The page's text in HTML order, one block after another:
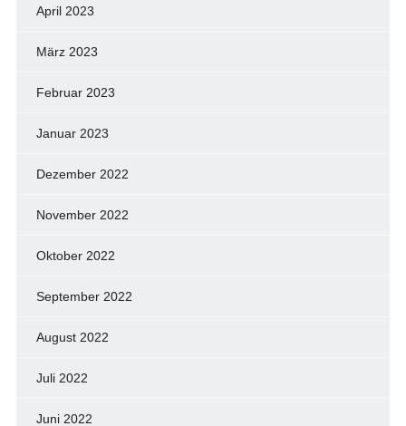
April 2023
März 2023
Februar 2023
Januar 2023
Dezember 2022
November 2022
Oktober 2022
September 2022
August 2022
Juli 2022
Juni 2022